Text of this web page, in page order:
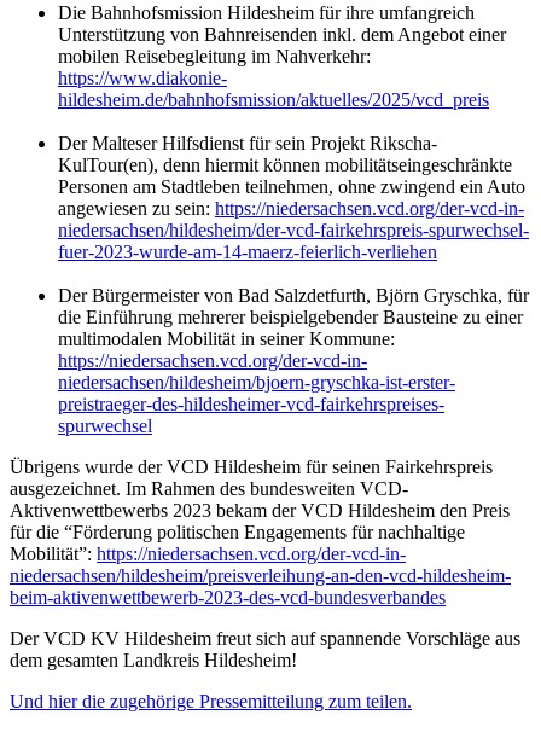
Die Bahnhofsmission Hildesheim für ihre umfangreich
Unterstützung von Bahnreisenden inkl. dem Angebot einer
mobilen Reisebegleitung im Nahverkehr:
https://www.diakonie-
hildesheim.de/bahnhofsmission/aktuelles/2025/vcd_preis
Der Malteser Hilfsdienst für sein Projekt Rikscha-
KulTour(en), denn hiermit können mobilitätseingeschränkte
Personen am Stadtleben teilnehmen, ohne zwingend ein Auto
angewiesen zu sein: https://niedersachsen.vcd.org/der-vcd-in-
niedersachsen/hildesheim/der-vcd-fairkehrspreis-spurwechsel-
fuer-2023-wurde-am-14-maerz-feierlich-verliehen
Der Bürgermeister von Bad Salzdetfurth, Björn Gryschka, für
die Einführung mehrerer beispielgebender Bausteine zu einer
multimodalen Mobilität in seiner Kommune:
https://niedersachsen.vcd.org/der-vcd-in-
niedersachsen/hildesheim/bjoern-gryschka-ist-erster-
preistraeger-des-hildesheimer-vcd-fairkehrspreises-
spurwechsel
Übrigens wurde der VCD Hildesheim für seinen Fairkehrspreis
ausgezeichnet. Im Rahmen des bundesweiten VCD-
Aktivenwettbewerbs 2023 bekam der VCD Hildesheim den Preis
für die “Förderung politischen Engagements für nachhaltige
Mobilität”: https://niedersachsen.vcd.org/der-vcd-in-
niedersachsen/hildesheim/preisverleihung-an-den-vcd-hildesheim-
beim-aktivenwettbewerb-2023-des-vcd-bundesverbandes
Der VCD KV Hildesheim freut sich auf spannende Vorschläge aus
dem gesamten Landkreis Hildesheim!
Und hier die zugehörige Pressemitteilung zum teilen.